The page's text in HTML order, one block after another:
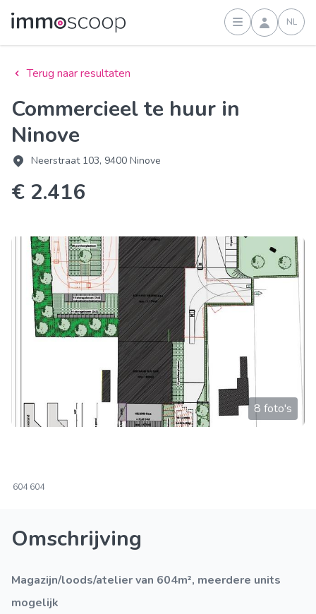
Inloggen
NL
Terug naar resultaten
Commercieel te huur in
Ninove
Neerstraat 103, 9400 Ninove
€ 2.416
8 foto's
604 604
Omschrijving
Magazijn/loods/atelier van 604m², meerdere units
mogelijk